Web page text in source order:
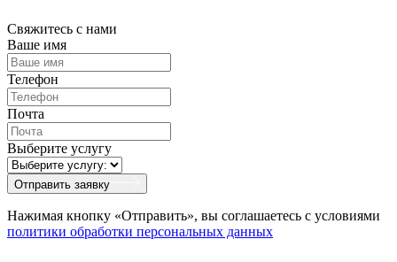
Свяжитесь с нами
Ваше имя
Телефон
Почта
Выберите услугу
Отправить заявку
Нажимая кнопку «Отправить», вы соглашаетесь с условиями
политики обработки персональных данных